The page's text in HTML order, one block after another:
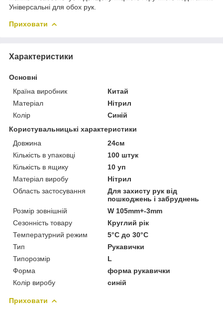
Універсальні для обох рук.
Приховати
Характеристики
Основні
Країна виробник
Китай
Матеріал
Нітрил
Колір
Синій
Користувальницькі характеристики
Довжина
24см
Кількість в упаковці
100 штук
Кількість в ящику
10 уп
Матеріал виробу
Нітрил
Область застосування
Для захисту рук від
пошкоджень і забруднень
Розмір зовнішній
W 105mm+-3mm
Сезонність товару
Круглий рік
Температурний режим
5°С до 30°С
Тип
Рукавички
Типорозмір
L
Форма
форма рукавички
Колір виробу
синій
Приховати